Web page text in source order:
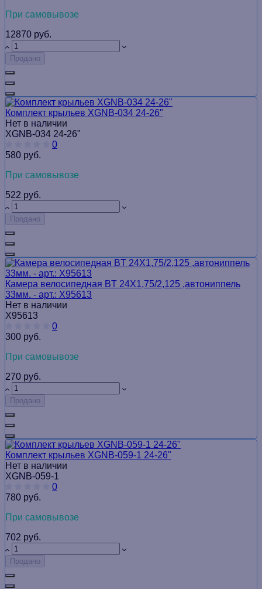
При самовывозе
12870 руб.
Продано
Комплект крыльев XGNB-034 24-26ʺ
Нет в наличии
XGNB-034 24-26ʺ
0
580 руб.
При самовывозе
522 руб.
Продано
Камера велосипедная BТ 24Х1,75/2,125 ,автониппель
33мм. - арт.: Х95613
Нет в наличии
Х95613
0
300 руб.
При самовывозе
270 руб.
Продано
Комплект крыльев XGNB-059-1 24-26ʺ
Нет в наличии
XGNB-059-1
0
780 руб.
При самовывозе
702 руб.
Продано